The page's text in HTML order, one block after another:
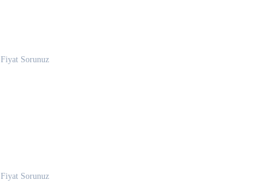
Fiyat Sorunuz
Fiyat Sorunuz